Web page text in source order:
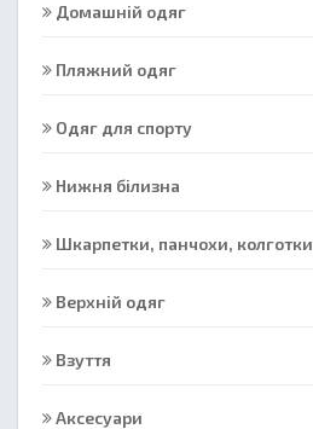
Домашній одяг
Пляжний одяг
Одяг для спорту
Нижня білизна
Шкарпетки, панчохи, колготки
Верхній одяг
Взуття
Аксесуари